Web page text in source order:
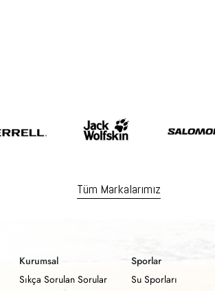
Tüm Markalarımız
Kurumsal
Sıkça Sorulan Sorular
Sporlar
Su Sporları